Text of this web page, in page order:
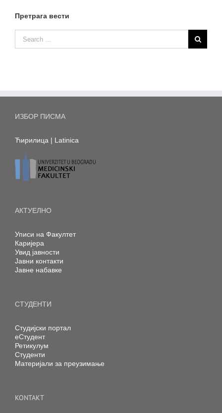
Претрага вести
ИЗБОР ПИСМА
Ћирилица | Latinica
АКТУЕЛНО
Уписи на Факултет
Каријера
Увид јавности
Јавни контакти
Јавне набавке
СТУДЕНТИ
Студијски портал
еСтудент
Ретикулум
Студенти
Материјали за преузимање
KONTAKT